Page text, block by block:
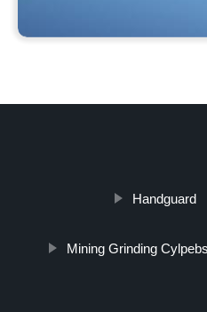
Handguard
Mining Grinding Cylpebs